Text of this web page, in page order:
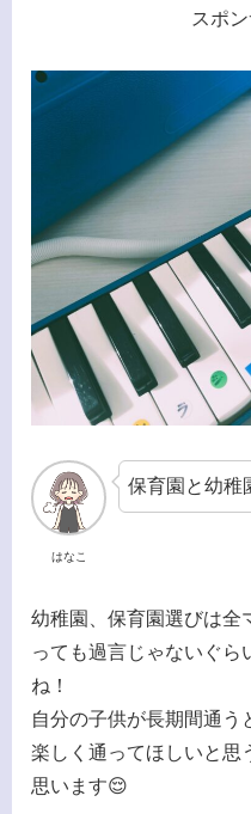
スポ
はなこ
保育園と幼
幼稚園、保育園選びは全
っても過言じゃないぐら
ね！
自分の子供が長期間通う
楽しく通ってほしいと思
思います😌